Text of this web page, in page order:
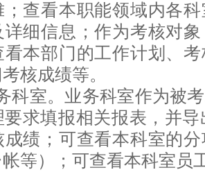
查看本职能领域内各
细信息；作为考核对
本部门的工作计划、
核成绩等。
科室。业务科室作为被
求填报相关报表，并导
成绩；可查看本科室的
等）；可查看本科室员